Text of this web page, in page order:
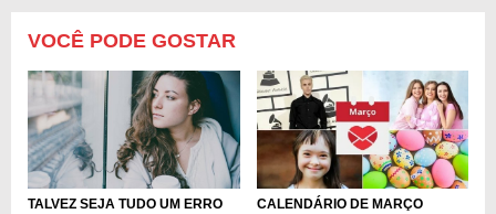
VOCÊ PODE GOSTAR
TALVEZ SEJA TUDO UM ERRO CALENDÁRIO DE MARÇO